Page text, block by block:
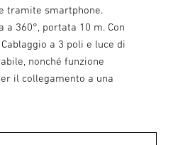
tramite smartphone.
a 360°, portata 10 m. Con
a 3 poli e luce di
nonché funzione
il collegamento a una